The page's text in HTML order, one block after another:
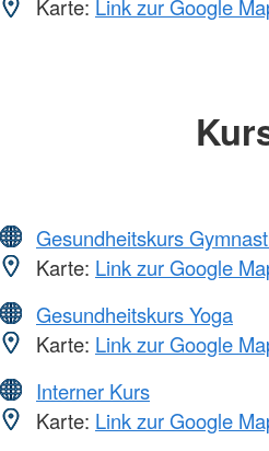
Karte: Link zur Google
Gesundheitskurs
Karte: Link zur Google
Gesundheitskurs Yoga
Karte: Link zur Google
Interner Kurs
Karte: Link zur Google